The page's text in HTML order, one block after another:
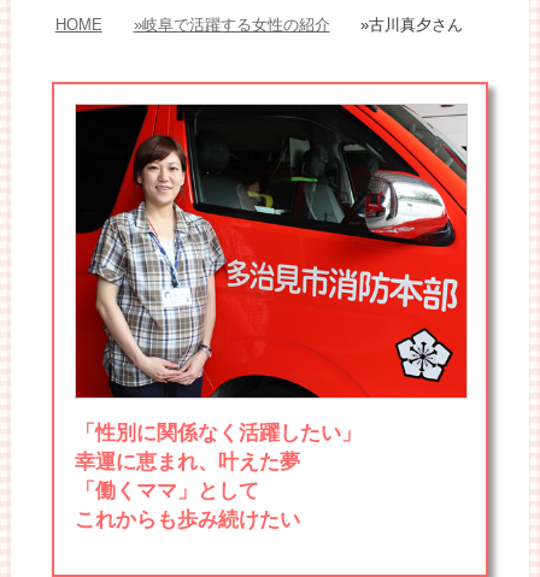
HOME »岐阜で活躍する女性の紹介 »古川真夕さん
「性別に関係なく活躍したい」
幸運に恵まれ、叶えた夢
「働くママ」として
これからも歩み続けたい